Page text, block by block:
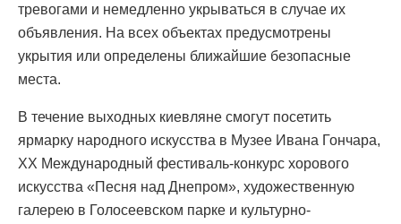
тревогами и немедленно укрываться в случае их
объявления. На всех объектах предусмотрены
укрытия или определены ближайшие безопасные
места.
В течение выходных киевляне смогут посетить
ярмарку народного искусства в Музее Ивана Гончара,
XX Международный фестиваль-конкурс хорового
искусства «Песня над Днепром», художественную
галерею в Голосеевском парке и культурно-